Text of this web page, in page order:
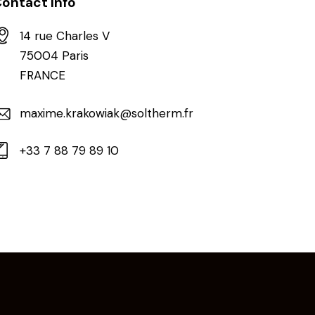
14 rue Charles V
75004 Paris
FRANCE
maxime.krakowiak@soltherm.fr
+33 7 88 79 89 10